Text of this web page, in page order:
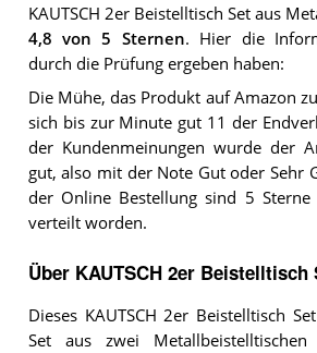
KAUTSCH 2er Beistelltisch Set aus
4,8 von 5 Sternen. Hier die
durch die Prüfung ergeben haben:
Die Mühe, das Produkt auf Amazon
sich bis zur Minute gut 11 der
der Kundenmeinungen wurde der
gut, also mit der Note Gut oder Sehr
der Online Bestellung sind 5
verteilt worden.
Über KAUTSCH 2er Beistelltisch
Dieses KAUTSCH 2er Beistelltisch
Set aus zwei